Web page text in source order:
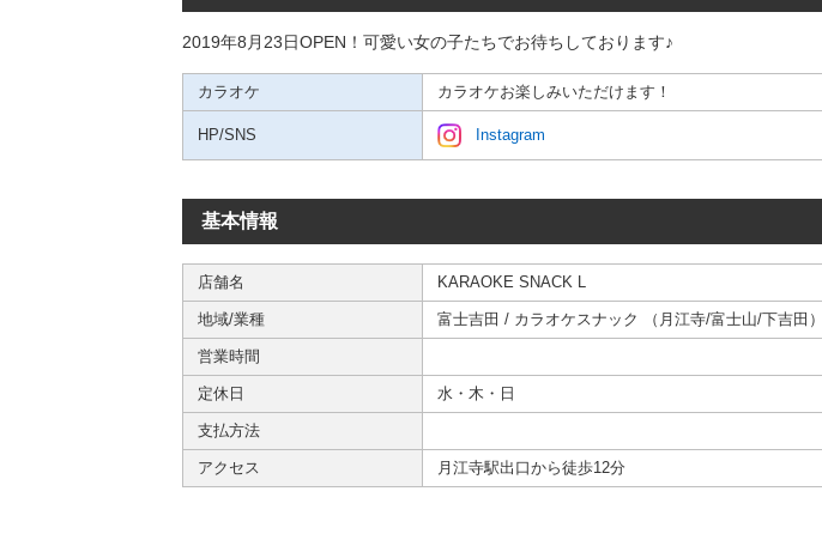
2019年8月23日OPEN！可愛い女の子たちでお待ちしております♪
カラオケ カラオケお楽しみいただけます！
HP/SNS Instagram
基本情報
店舗名 KARAOKE SNACK L
地域/業種 富士吉田 / カラオケスナック （ 月江寺/富士山/下吉田 ）
営業時間
定休日 水・木・日
支払方法
アクセス 月江寺駅出口から徒歩12分